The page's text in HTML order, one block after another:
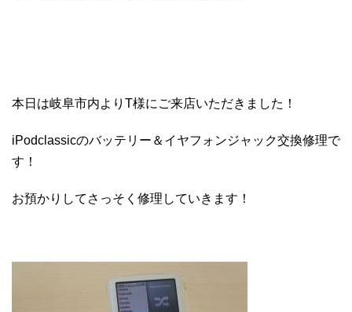
本日は岐阜市内よりT様にご来店いただきました！
iPodclassicのバッテリー＆イヤフォンジャック交換修理で
す！
お預かりしてさっそく修理していきます！